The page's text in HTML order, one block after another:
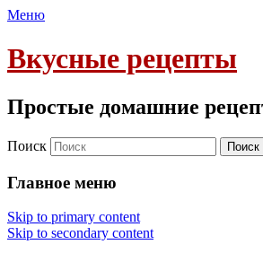
Меню
Вкусные рецепты
Простые домашние
Поиск
Главное меню
Skip to primary content
Skip to secondary content